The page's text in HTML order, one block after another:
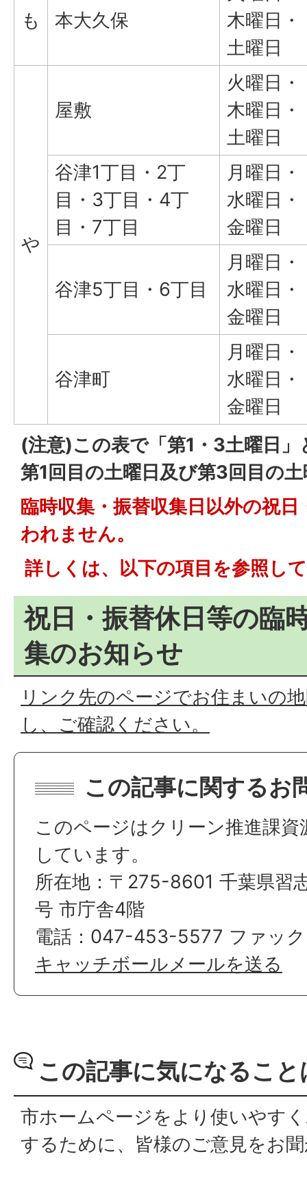
も 本大久保
木曜日・
土曜日
や
屋敷
火曜日・
木曜日・
土曜日
谷津1丁目・2丁
目・3丁目・4丁
目・7丁目
月曜日・
水曜日・
金曜日
谷津5丁目・6丁目
月曜日・
水曜日・
金曜日
谷津町
月曜日・
水曜日・
金曜日
(注意)この表で「第1・3土曜日
第1回目の土曜日及び第3回目の
臨時収集・振替収集日以外の祝
われません。
詳しくは、以下の項目を参照し
祝日・振替休日等の臨
集のお知らせ
リンク先のページでお住まいの
し、ご確認ください。
この記事に関するお
このページはクリーン推進課資
しています。
所在地：〒275-8601 千葉県習
号 市庁舎4階
電話：047-453-5577 ファッ
キャッチボールメールを送る
この記事に気になるこ
市ホームページをより使いやす
するために、皆様のご意見をお